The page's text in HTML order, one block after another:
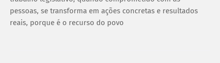
pessoas, se transforma em ações concretas e resultados
reais, porque é o recurso do povo